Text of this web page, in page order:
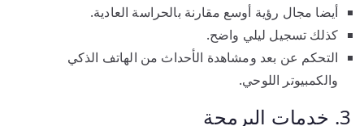
أيضا مجال رؤية أوسع مقارنة بالحراسة العادية.
كذلك تسجيل ليلي واضح.
التحكم عن بعد ومشاهدة الأحداث من الهاتف الذكي
والكمبيوتر اللوحي.
3. خدمات البرمجة